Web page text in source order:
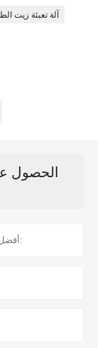
آلة تعبئة زيت
الحصول